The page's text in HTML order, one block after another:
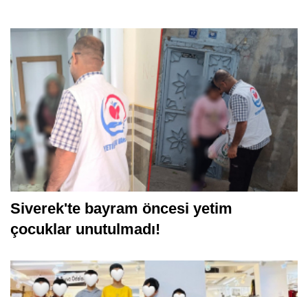
Siverek'te bayram öncesi yetim
çocuklar unutulmadı!